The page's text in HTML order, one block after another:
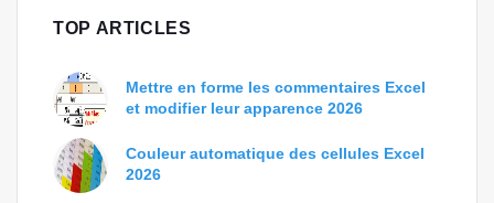
TOP ARTICLES
Mettre en forme les commentaires Excel
et modifier leur apparence 2026
Couleur automatique des cellules Excel
2026